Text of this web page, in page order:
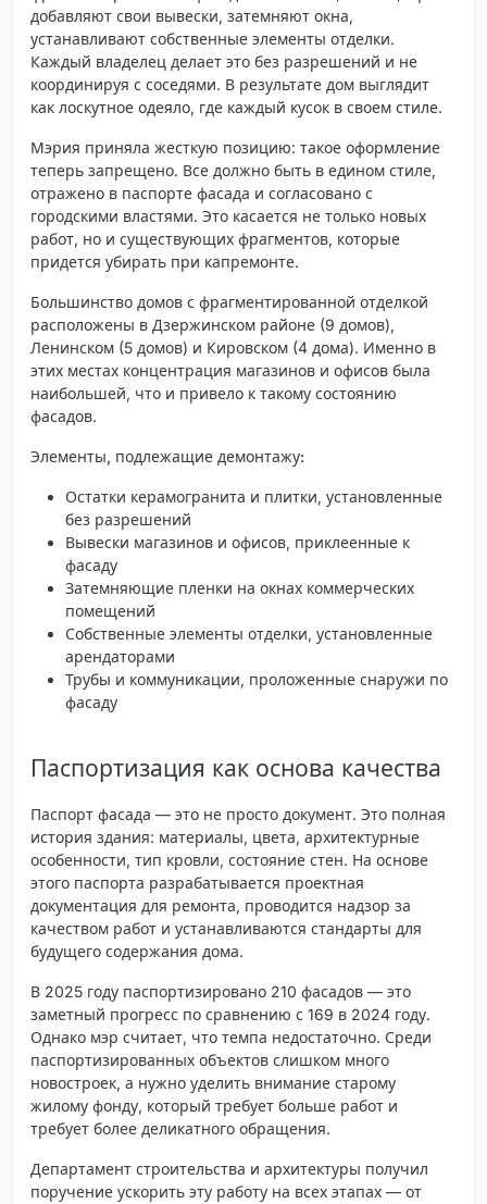
добавляют свои вывески, затемняют окна,
устанавливают собственные элементы отделки.
Каждый владелец делает это без разрешений и не
координируя с соседями. В результате дом выглядит
как лоскутное одеяло, где каждый кусок в своем стиле.
Мэрия приняла жесткую позицию: такое оформление
теперь запрещено. Все должно быть в едином стиле,
отражено в паспорте фасада и согласовано с
городскими властями. Это касается не только новых
работ, но и существующих фрагментов, которые
придется убирать при капремонте.
Большинство домов с фрагментированной отделкой
расположены в Дзержинском районе (9 домов),
Ленинском (5 домов) и Кировском (4 дома). Именно в
этих местах концентрация магазинов и офисов была
наибольшей, что и привело к такому состоянию
фасадов.
Элементы, подлежащие демонтажу:
Остатки керамогранита и плитки, установленные
без разрешений
Вывески магазинов и офисов, приклеенные к
фасаду
Затемняющие пленки на окнах коммерческих
помещений
Собственные элементы отделки, установленные
арендаторами
Трубы и коммуникации, проложенные снаружи по
фасаду
Паспортизация как основа качества
Паспорт фасада — это не просто документ. Это полная
история здания: материалы, цвета, архитектурные
особенности, тип кровли, состояние стен. На основе
этого паспорта разрабатывается проектная
документация для ремонта, проводится надзор за
качеством работ и устанавливаются стандарты для
будущего содержания дома.
В 2025 году паспортизировано 210 фасадов — это
заметный прогресс по сравнению с 169 в 2024 году.
Однако мэр считает, что темпа недостаточно. Среди
паспортизированных объектов слишком много
новостроек, а нужно уделить внимание старому
жилому фонду, который требует больше работ и
требует более деликатного обращения.
Департамент строительства и архитектуры получил
поручение ускорить эту работу на всех этапах — от